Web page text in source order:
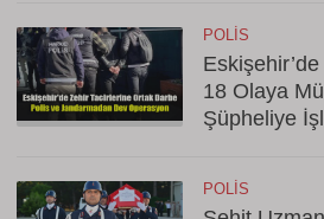
POLIS
18 Olaya
Şüpheliye
POLIS